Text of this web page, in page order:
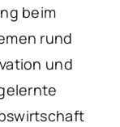
beim
rund
und